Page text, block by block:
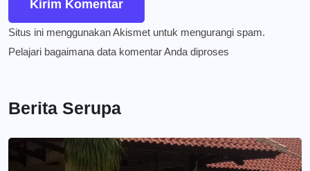
Situs ini menggunakan Akismet untuk mengurangi spam.
Pelajari bagaimana data komentar Anda diproses
Berita Serupa